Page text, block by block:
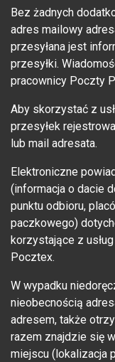
Bez żadnych
adres mailowy
przesyłana jest
przesyłki.
pracownicy Poczty
Aby skorzystać z
przesyłek
lub mail adresata.
Elektroniczne
(informacja o dacie
punktu odbioru,
paczkowego)
korzystające z
Pocztex.
W wypadku
nieobecnością
adresem, także
razem znajdzie się
miejscu (lokalizacja